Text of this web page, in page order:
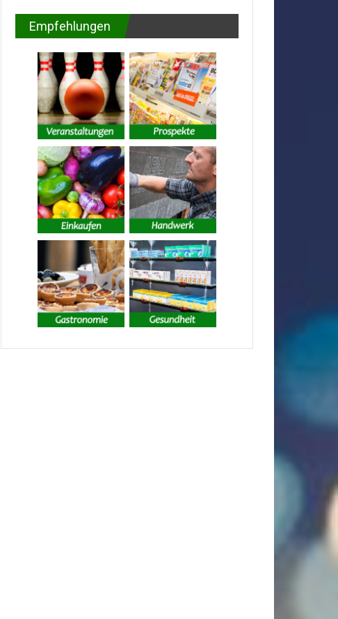
Empfehlungen